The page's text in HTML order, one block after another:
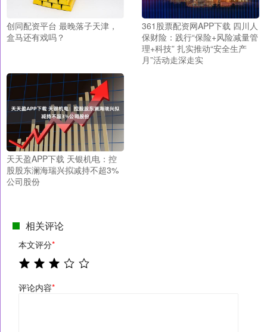
创同配资平台 最晚落子天津，
盒马还有戏吗？
361股票配资网APP下载 四川人
保财险：践行“保险+风险减量管
理+科技” 扎实推动“安全生产
月”活动走深走实
天天盈APP下载 天银机电：控
股股东澜海瑞兴拟减持不超3%
公司股份
相关评论
本文评分*
评论内容*